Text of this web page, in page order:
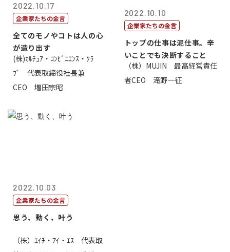
2022.10.17
企業家たちの金言
全てのモノやコトは人の心
が造り出す
(株)ｶﾙﾁｭｱ・ｺﾝﾋﾞﾆｴﾝｽ・ｸﾗ
ﾌﾞ 代表取締役社長兼
CEO 増田宗昭
2022.10.10
企業家たちの金言
トップの仕事は泥仕事。辛
いことでも決断すること
（株）MUJIN 最高経営責任
者CEO 滝野一征
2022.10.03
企業家たちの金言
思う、動く、叶う
（株）ｴｲﾁ・ｱｲ・ｴｽ 代表取